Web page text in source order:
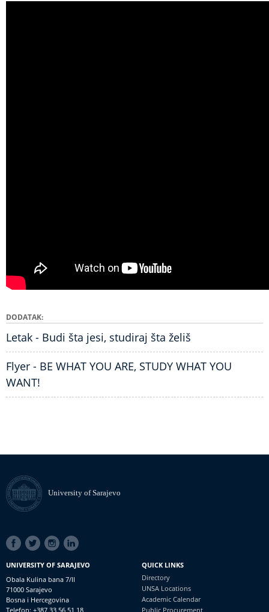
DODATAK
Letak - Budi šta jesi, studiraj šta želiš
Flyer - BE WHAT YOU ARE, STUDY WHAT YOU
WANT!
University of Sarajevo
SOCIAL
LINKS
UNIVERSITY OF SARAJEVO
Obala Kulina bana 7/II
71000 Sarajevo
Bosna i Hercegovina
Telefon: +387 33 56 51 18
QUICK LINKS
Directory
UNSA Locations
Academic Calendar
Public Procurement